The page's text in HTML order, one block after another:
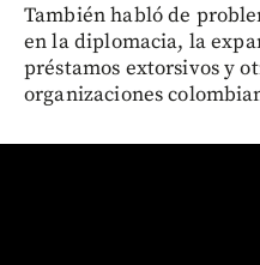
También habló de
en la diplomacia, la
préstamos extorsivos y
organizaciones